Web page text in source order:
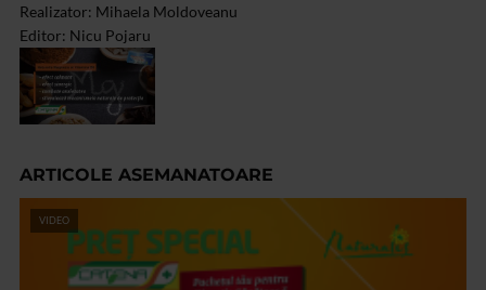
Realizator: Mihaela Moldoveanu
Editor: Nicu Pojaru
ARTICOLE ASEMANATOARE
VIDEO